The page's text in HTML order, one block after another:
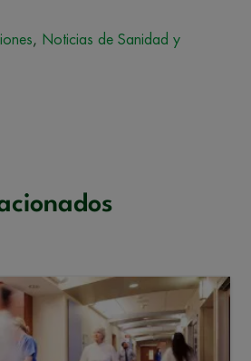
, Noticias de Sanidad y